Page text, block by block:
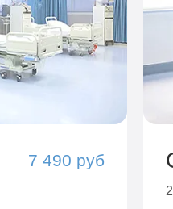
7 490 руб